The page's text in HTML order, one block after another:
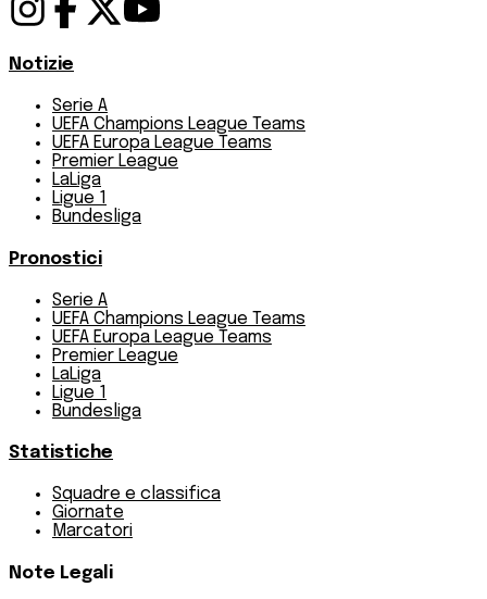
Notizie
Serie A
UEFA Champions League Teams
UEFA Europa League Teams
Premier League
LaLiga
Ligue 1
Bundesliga
Pronostici
Serie A
UEFA Champions League Teams
UEFA Europa League Teams
Premier League
LaLiga
Ligue 1
Bundesliga
Statistiche
Squadre e classifica
Giornate
Marcatori
Note Legali